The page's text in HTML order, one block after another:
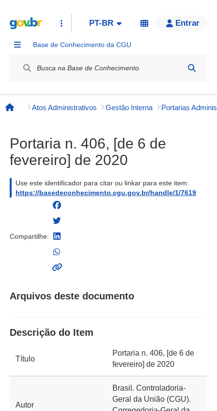
PT-BR Entrar
Base de Conhecimento da CGU
Página inicial
Atos Administrativos Gestão Interna
Portaria n. 406, [de 6 de
fevereiro] de 2020
Use este identificador para citar ou linkar para este item:
https://basedeconhecimento.cgu.gov.br/handle/1/7619
Compartilhe:
Arquivos deste documento
Descrição do Item
Título
Portaria n. 406, [de 6 de
fevereiro] de 2020
Autor
Brasil. Controladoria-
Geral da União (CGU).